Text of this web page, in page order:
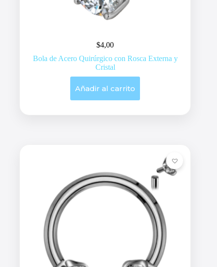
$4,00
Bola de Acero Quirúrgico con Rosca Externa y
Cristal
Añadir al carrito